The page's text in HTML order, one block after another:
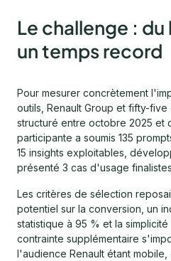
Le challenge :
un temps record
Pour mesurer concrètement
outils, Renault Group et fifty-
structuré entre octobre 2025 et
participante a soumis 135
15 insights exploitables,
présenté 3 cas d'usage
Les critères de sélection
potentiel sur la conversion, un
statistique à 95 % et la
contrainte supplémentaire
l'audience Renault étant